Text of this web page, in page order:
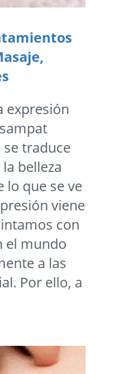
expresión
traduce
belleza
lo que se ve
viene
con
el mundo
a las
Por ello, a